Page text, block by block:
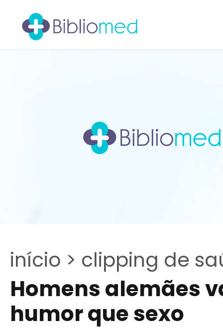
início > clipping de
Homens alemães
humor que sexo